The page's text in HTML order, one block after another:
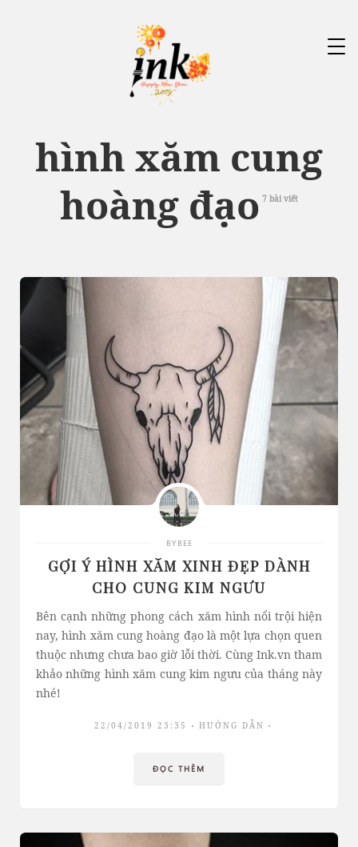
hình xăm cung
hoàng đạo 7 bài viết
BYBEE
GỢI Ý HÌNH XĂM XINH ĐẸP DÀNH
CHO CUNG KIM NGƯU
Bên cạnh những phong cách xăm hình nổi trội hiện
nay, hình xăm cung hoàng đạo là một lựa chọn quen
thuộc nhưng chưa bao giờ lỗi thời. Cùng Ink.vn tham
khảo những hình xăm cung kim ngưu của tháng này
nhé!
22/04/2019 23:35 HƯỚNG DẪN
ĐỌC THÊM